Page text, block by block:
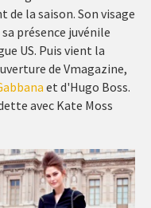
la saison. Son visage
présence juvénile
US. Puis vient la
de Vmagazine,
et d'Hugo Boss.
avec Kate Moss